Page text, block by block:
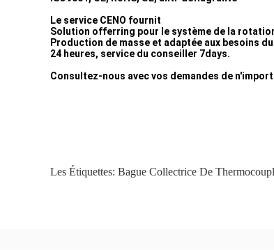
Le service CENO fournit
Solution offerring pour le système de la
Production de masse et adaptée aux besoins
24 heures, service du conseiller 7days.
Consultez-nous avec vos demandes de
Les Étiquettes: Bague Collectrice De